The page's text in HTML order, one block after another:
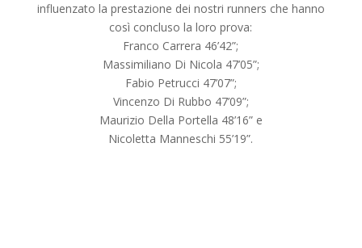
influenzato la prestazione dei nostri runners che hanno
così concluso la loro prova:
Franco Carrera 46’42”;
Massimiliano Di Nicola 47’05”;
Fabio Petrucci 47’07”;
Vincenzo Di Rubbo 47’09”;
Maurizio Della Portella 48’16” e
Nicoletta Manneschi 55’19”.